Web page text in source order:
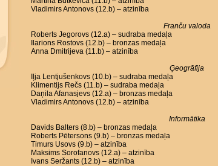
Vladimirs Antonovs (12.b) – atzinība
Franču valoda
Roberts Jegorovs (12.a) – sudraba medaļa
Ilarions Rostovs (12.b) – bronzas medaļa
Anna Dmitrijeva (11.b) – atzinība
Ģeogrāfija
Iļja Lentjušenkovs (10.b) – sudraba medaļa
Klimentijs Rečs (11.b) – sudraba medaļa
Daņila Afanasjevs (12.a) – bronzas medaļa
Vladimirs Antonovs (12.b) – atzinība
Informātika
Davids Balters (8.b) – bronzas medaļa
Roberts Pētersons (9.b) – bronzas medaļa
Timurs Usovs (9.b) – atzinība
Maksims Sorofanovs (12.a) – atzinība
Ivans Seržants (12.b) – atzinība